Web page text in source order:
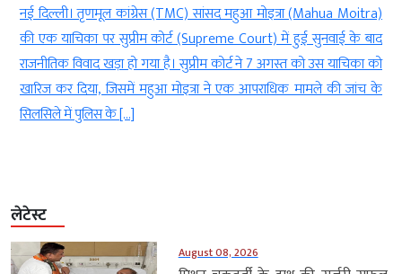
नई दिल्ली। तृणमूल कांग्रेस (TMC) सांसद महुआ मोइत्रा (Mahua Moitra)
की एक याचिका पर सुप्रीम कोर्ट (Supreme Court) में हुई सुनवाई के बाद
राजनीतिक विवाद खड़ा हो गया है। सुप्रीम कोर्ट ने 7 अगस्त को उस याचिका को
खारिज कर दिया, जिसमें महुआ मोइत्रा ने एक आपराधिक मामले की जांच के
सिलसिले में पुलिस के […]
लेटेस्ट
August 08, 2026